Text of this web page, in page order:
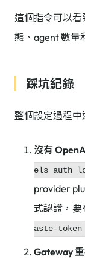
這個指令可以
態、agent 數量
踩坑紀錄
整個設定過程中
沒有
els auth
provider
式認證，要
aste-token
Gateway